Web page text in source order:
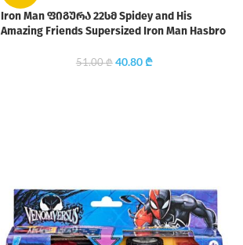
Iron Man ფიგურა 22სმ Spidey and His
Amazing Friends Supersized Iron Man Hasbro
51.00₾ 40.80₾